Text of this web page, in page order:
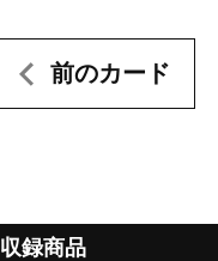
前のカード
収録商品